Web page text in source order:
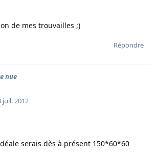
de mes trouvailles ;)
Répondre
nue
juil. 2012
serais dès à présent 150*60*60